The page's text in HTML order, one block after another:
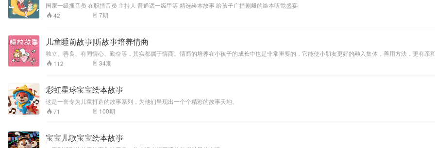
国家一级播音员 在职播音员 主持人 普通话一级甲等 精选绘本故事 给孩子广播剧般的绘本听觉盛宴
42
7期
儿童睡前故事|听故事培养情商
独立、善良、有同情心、勤奋等，其实都属于情商。情商的培养在小孩子的成长中也是非常重要的，它能使小朋友更好的融入集体，善用方法，更有亲
事的同时增长管控自己的情绪力。
112 34期
彩虹星球宝宝绘本故事
这是一套专为儿童打造的故事系列，为他们呈现出一个个精彩的故事天地。
71
100期
宝宝儿歌宝宝绘本故事